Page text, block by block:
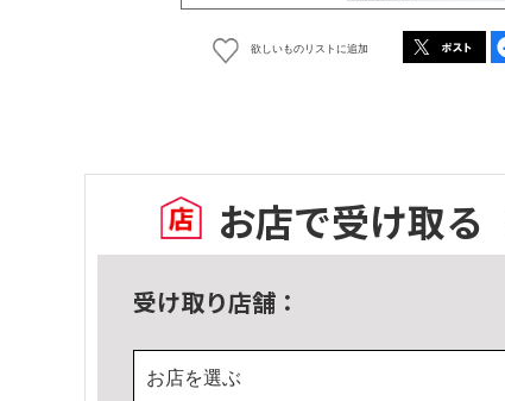
欲しいものリストに追加
お店で受け取る
受け取り店舗：
お店を選ぶ